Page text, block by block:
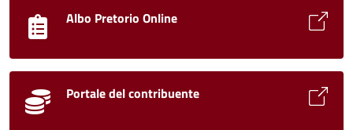
Albo Pretorio Online
Portale del contribuente